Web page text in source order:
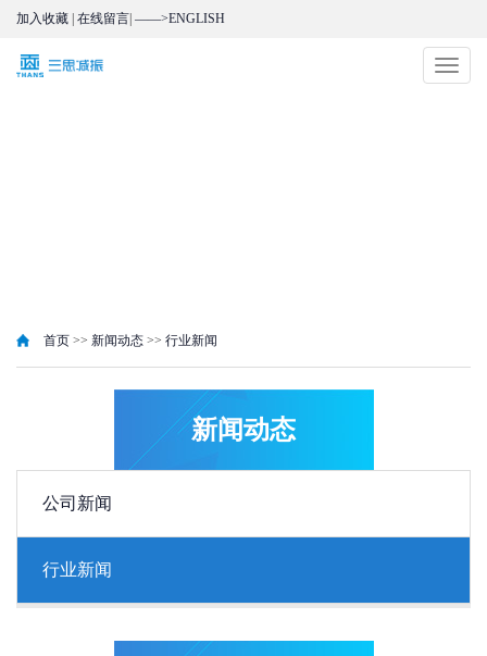
加入收藏 在线留言 ——>ENGLISH
切
换
首页 >> 新闻动态 >> 行业新闻
新闻动态
公司新闻
行业新闻